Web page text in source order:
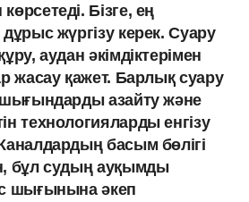
Бізге, ең
жүргізу керек. Суару
аудан әкімдіктерімен
жасау қажет. Барлық суару
шығындарды азайту және
технологияларды енгізу
басым бөлігі
бұл судың ауқымды
шығынына әкеп